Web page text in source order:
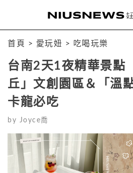
首頁 > 愛玩妞 > 吃喝玩樂
台南2天1夜精華景點
丘」文創園區＆「溫
卡龍必吃
by Joyce喬